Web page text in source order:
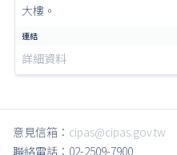
大樓。
詳細資料
意見信箱： cipas@cipas.gov.tw
聯絡電話：02-2509-7900